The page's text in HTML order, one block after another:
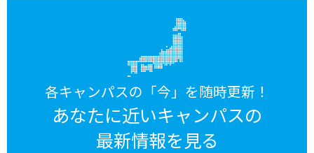
各キャンパスの「今」を随時更新！
あなたに近いキャンパスの
最新情報を見る